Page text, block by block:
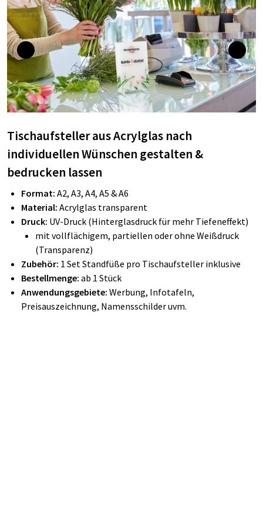
Tischaufsteller aus Acrylglas nach
individuellen Wünschen gestalten &
bedrucken lassen
Format: A2, A3, A4, A5 & A6
Material: Acrylglas transparent
Druck: UV-Druck (Hinterglasdruck für mehr Tiefeneffekt)
mit vollflächigem, partiellen oder ohne Weißdruck
(Transparenz)
Zubehör: 1 Set Standfüße pro Tischaufsteller inklusive
Bestellmenge: ab 1 Stück
Anwendungsgebiete: Werbung, Infotafeln,
Preisauszeichnung, Namensschilder uvm.